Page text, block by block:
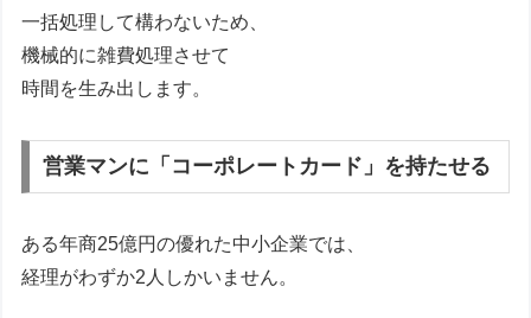
一括処理して構わないため、
機械的に雑費処理させて
時間を生み出します。
営業マンに「コーポレートカード」を持たせる
ある年商25億円の優れた中小企業では、
経理がわずか2人しかいません。